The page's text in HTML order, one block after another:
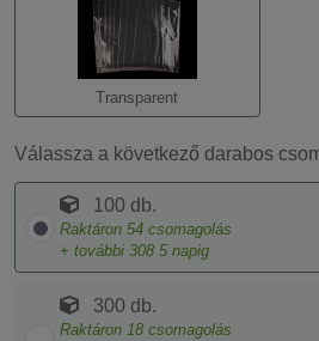
Transparent
Válassza a következő darabos
100 db.
Raktáron 54 csomagolás
+ további 308 5 napig
300 db.
Raktáron 18 csomagolás